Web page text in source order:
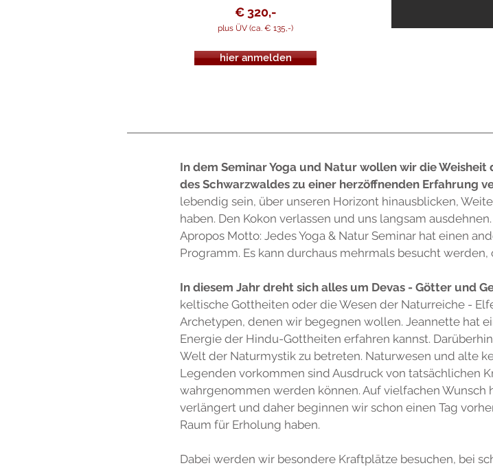
€ 320,-
plus ÜV (ca. € 135,-)
hier anmelden
In dem Seminar Yoga und Natur wollen wir die
des Schwarzwaldes zu einer herzöffnenden Erfahrung
lebendig sein, über unseren Horizont hinausblicken,
haben. Den Kokon verlassen und uns langsam
Apropos Motto: Jedes Yoga & Natur Seminar hat einen
Programm. Es kann durchaus mehrmals besucht
In diesem Jahr dreht sich alles um Devas - Götter und
keltische Gottheiten oder die Wesen der Naturreiche -
Archetypen, denen wir begegnen wollen. Jeannette hat
Energie der Hindu-Gottheiten erfahren kannst.
Welt der Naturmystik zu betreten. Naturwesen und alte
Legenden vorkommen sind Ausdruck von tatsächlichen
wahrgenommen werden können. Auf vielfachen Wunsch
verlängert und daher beginnen wir schon einen Tag
Raum für Erholung haben.
Dabei werden wir besondere Kraftplätze besuchen, bei